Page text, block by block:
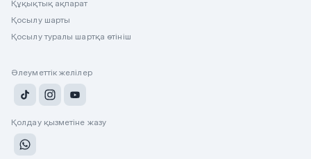
Құқықтық ақпарат
Қосылу шарты
Қосылу туралы шартқа өтініш
Әлеуметтік желілер
Қолдау қызметіне жазу